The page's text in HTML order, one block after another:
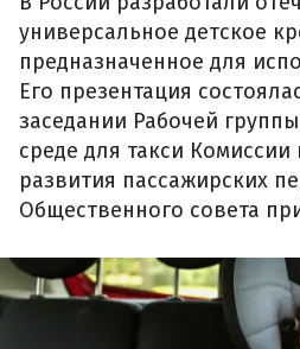
универсальное детское
предназначенное для
Его презентация
заседании Рабочей
среде для такси
развития пассажирских
Общественного совета